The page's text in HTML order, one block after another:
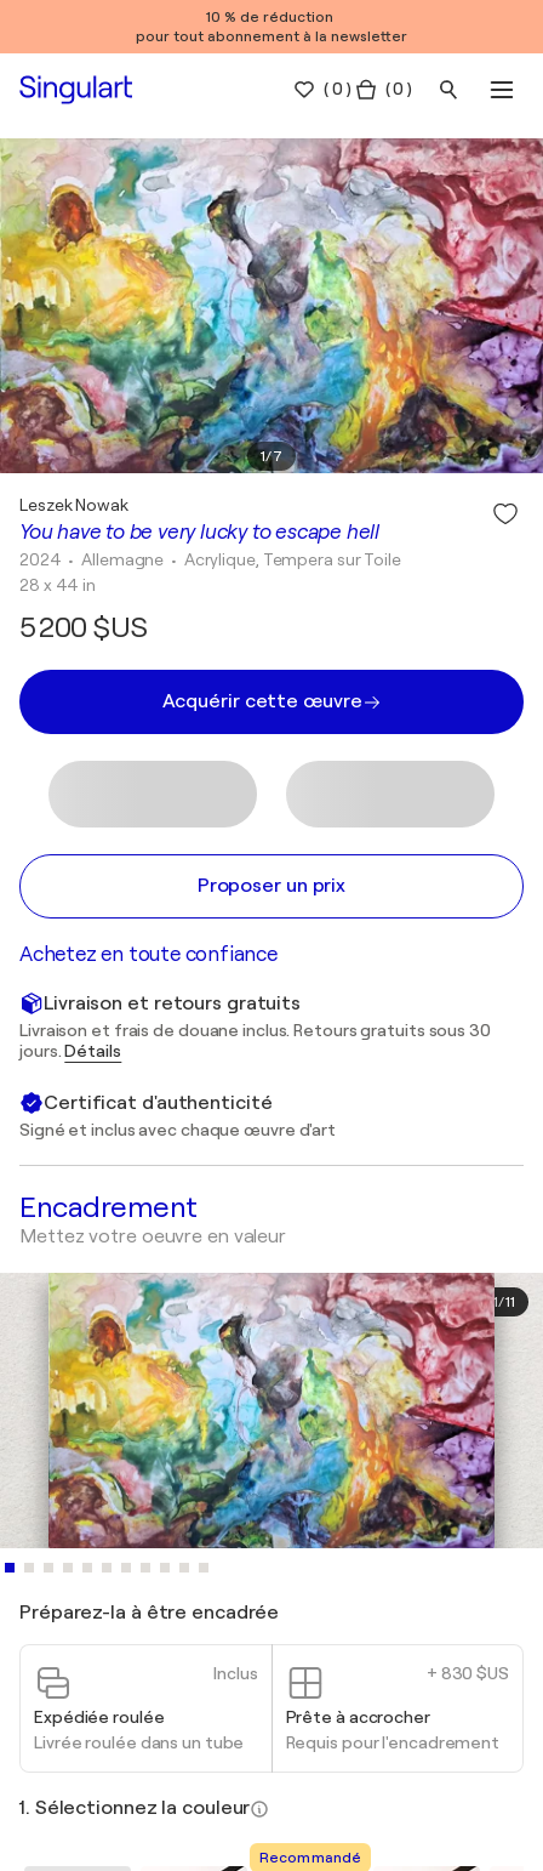
10 % de réduction
pour tout abonnement à la newsletter
(0 ) ( 0 )
1/7
You have to be very lucky to escape hell
Leszek Nowak
2024 • Allemagne • Acrylique, Tempera sur Toile
28 x 44 in
5 200 $US
Acquérir cette œuvre
Proposer un prix
Achetez en toute confiance
Livraison et retours gratuits
Livraison et frais de douane inclus. Retours gratuits sous 30
jours.Détails
Certificat d'authenticité
Signé et inclus avec chaque œuvre d'art
Encadrement
Mettez votre oeuvre en valeur
1/11
Préparez-la à être encadrée
Inclus
Expédiée roulée
Livrée roulée dans un tube
+ 830 $US
Prête à accrocher
Requis pour l'encadrement
1. Sélectionnez la couleur
Recommandé